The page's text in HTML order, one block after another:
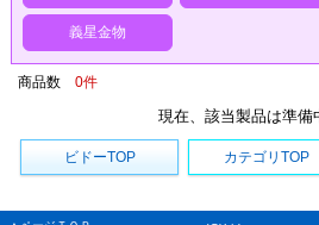
義星金物
商品数 0件
現在、該当製品は準備
ビドーTOP カテゴリTOP